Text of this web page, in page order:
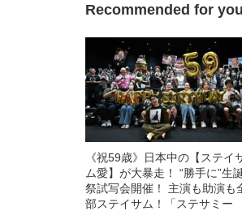
Recommended for you
《祝59歳》日本中の【ステイ
ム愛】が大暴走！ “勝手に”生
祭試写会開催！ 主演も助演も
部ステイサム！「ステサミー